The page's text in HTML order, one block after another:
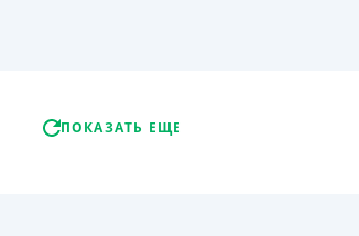
ПОКАЗАТЬ ЕЩЕ